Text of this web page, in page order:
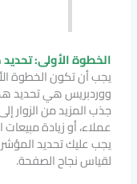
الخطوة الأولى:
يجب أن تكون الخطوة
ووردبريس هي تحديد
جذب المزيد من الزوار
عملاء، أو زيادة
يجب عليك تحديد
لقياس نجاح الصفحة.